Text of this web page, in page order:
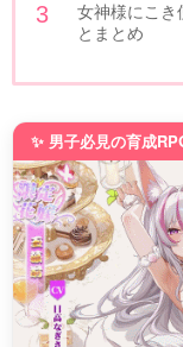
女神様にこき
とまとめ
✨ 男子必見の育成